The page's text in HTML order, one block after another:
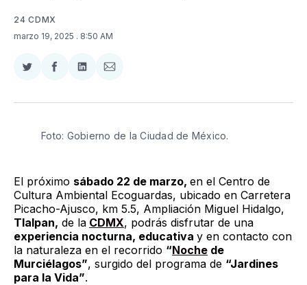
24 CDMX
marzo 19, 2025 . 8:50 AM
Compartir
Twitter
Compartir
Facebook
Compartir
LinkedIn
Compartir
Email
Foto: Gobierno de la Ciudad de México.
El próximo sábado 22 de marzo, en el Centro de
Cultura Ambiental Ecoguardas, ubicado en Carretera
Picacho-Ajusco, km 5.5, Ampliación Miguel Hidalgo,
Tlalpan, de la CDMX, podrás disfrutar de una
experiencia nocturna, educativa y en contacto con
la naturaleza en el recorrido “Noche de
Murciélagos”, surgido del programa de “Jardines
para la Vida”.